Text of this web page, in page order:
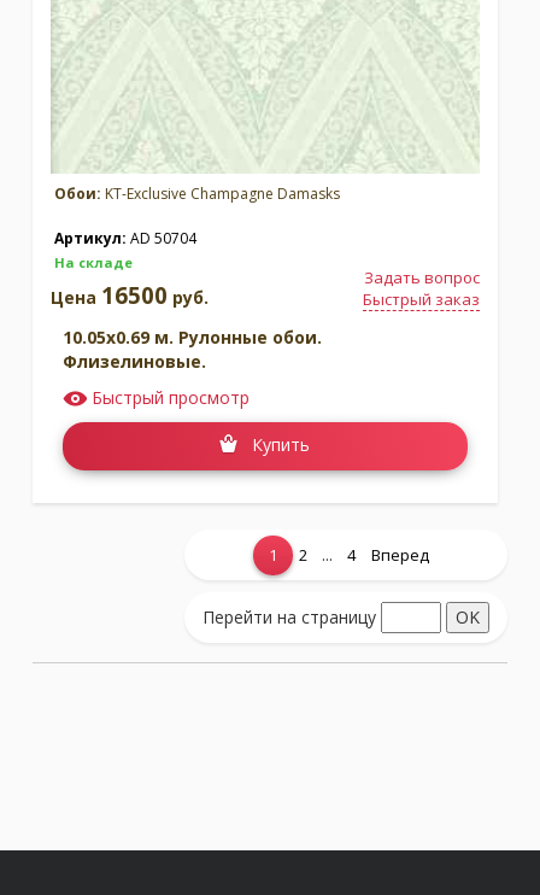
Обои: KT-Exclusive Champagne Damasks
Артикул: AD 50704
На складе
Задать вопрос
Быстрый заказ
Цена 16500 руб.
10.05x0.69 м. Рулонные обои.
Флизелиновые.
Быстрый просмотр
Купить
Показать еще...
1 2 ... 4 Вперед
Перейти на страницу